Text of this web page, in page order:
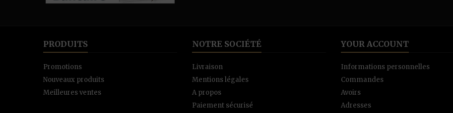
PRODUITS
Promotions
Nouveaux produits
Meilleures ventes
NOTRE SOCIÉTÉ
Livraison
Mentions légales
A propos
Paiement sécurisé
YOUR ACCOUNT
Informations personnelles
Commandes
Avoirs
Adresses